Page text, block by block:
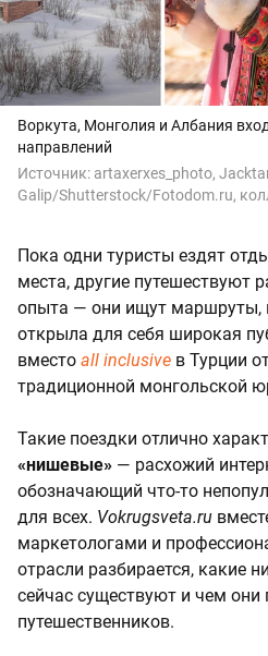
Воркута, Монголия и Албания
направлений
Источник: artaxerxes_photo,
Galip/Shutterstock/Fotodom.ru,
Пока одни туристы ездят
места, другие путешествуют
опыта — они ищут маршруты,
открыла для себя широкая
вместо all inclusive в Турции
традиционной монгольской
Такие поездки отлично
«нишевые» — расхожий
обозначающий что-то
для всех. Vokrugsveta.ru
маркетологами и
отрасли разбирается, какие
сейчас существуют и чем они
путешественников.